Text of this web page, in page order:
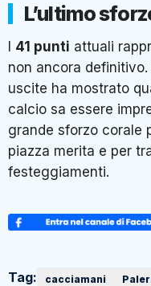
L’ultimo
I 41 punti attuali
non ancora
uscite ha mostrato
calcio sa essere
grande sforzo corale
piazza merita e per
festeggiamenti.
Tag: cacciamani